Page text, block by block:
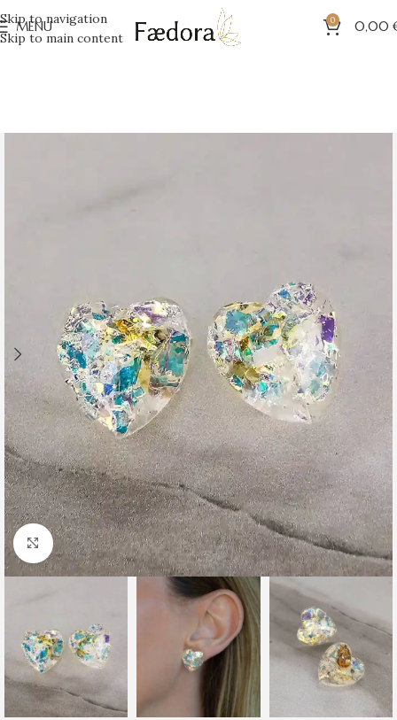
Skip to navigation
Skip to main content
MENU 0 0,00
Click to enlarge